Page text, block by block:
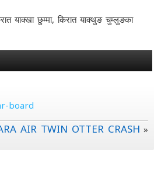
याक्खा छुम्मा, किरात याक्थुङ चुम्लुङका
board
AIR TWIN OTTER CRASH »